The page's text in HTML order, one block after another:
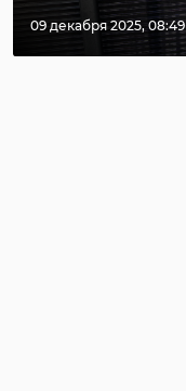
09 декабря 2025, 08:49